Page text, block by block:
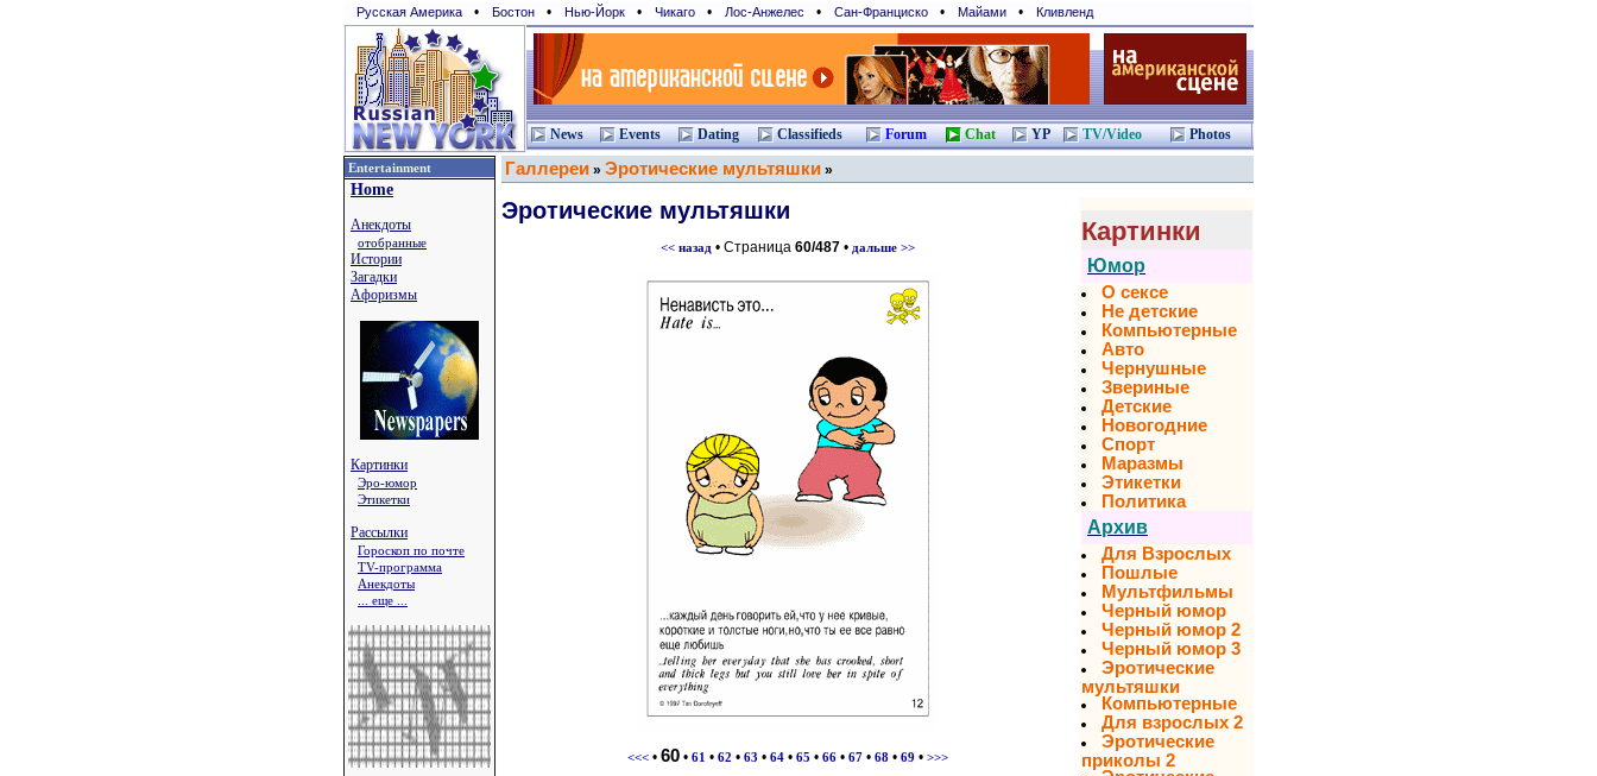
Русская Америка • Бостон • Нью-Йорк • Чикаго • Лос-Анжелес • Сан-Франциcко • Майами • Кливленд
News Events Dating Classifieds Forum Chat YP TV/Video Photos
Entertainment
Home
Анекдоты
отобранные
Истории
Загадки
Афоризмы
Картинки
Эро-юмор
Этикетки
Рассылки
Гороскоп по почте
TV-программа
Анекдоты
... еще ...
Галлереи » Эротические мультяшки »
Эротические мультяшки
<< назад • Страница 60/487 • дальше >>
<<< • 60 • 61 • 62 • 63 • 64 • 65 • 66 • 67 • 68 • 69 • >>>
Картинки
Юмор
О сексе
Не детские
Компьютерные
Авто
Чернушные
Звериные
Детские
Новогодние
Спорт
Маразмы
Этикетки
Политика
Архив
Для Взрослых
Пошлые
Мультфильмы
Черный юмор
Черный юмор 2
Черный юмор 3
Эротические
мультяшки
Компьютерные
Для взрослых 2
Эротические
приколы 2